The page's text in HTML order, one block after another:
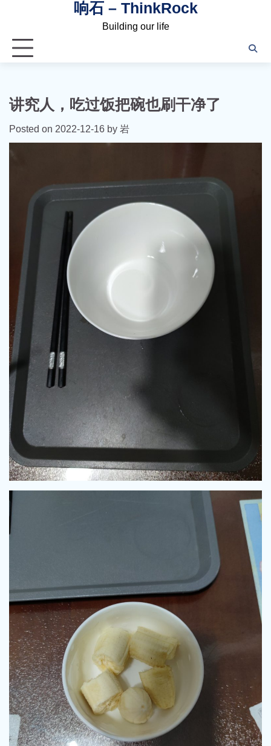
响石 – ThinkRock
Building our life
讲究人，吃过饭把碗也刷干净了
Posted on 2022-12-16 by 岩